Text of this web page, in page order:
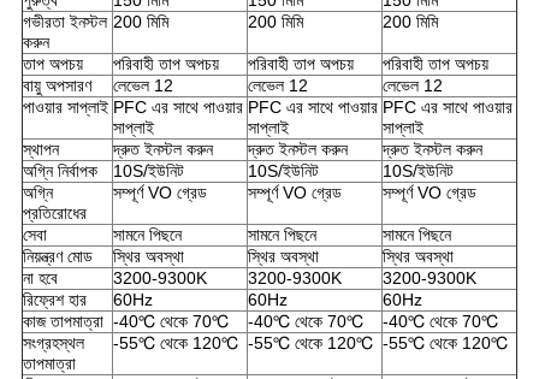
গভীরতা ইনস্টল
করুন
200 মিমি 200 মিমি 200 মিমি
তাপ অপচয় পরিবাহী তাপ অপচয় পরিবাহী তাপ অপচয়
পরিবাহী তাপ অপচয়
বায়ু অপসারণ
লেভেল 12 লেভেল 12
লেভেল 12
পাওয়ার সাপ্লাই PFC এর সাথে পাওয়ার
সাপ্লাই
PFC এর সাথে পাওয়ার
সাপ্লাই
PFC এর সাথে পাওয়ার
সাপ্লাই
স্থাপন
দ্রুত ইনস্টল করুন দ্রুত ইনস্টল করুন
দ্রুত ইনস্টল করুন
অগ্নি নির্বাপক
10S/ইউনিট 10S/ইউনিট
10S/ইউনিট
অগ্নি
প্রতিরোধের
সম্পূর্ণ VO গ্রেড সম্পূর্ণ VO গ্রেড সম্পূর্ণ VO গ্রেড
সেবা সামনে পিছনে সামনে পিছনে
সামনে পিছনে
নিয়ন্ত্রণ মোড
স্থির অবস্থা স্থির অবস্থা
স্থির অবস্থা
না হবে
3200-9300K 3200-9300K
3200-9300K
রিফ্রেশ হার
60Hz 60Hz
60Hz
কাজ তাপমাত্রা -40℃ থেকে 70℃ -40℃ থেকে 70℃
-40℃ থেকে 70℃
সংগ্রহস্থল
তাপমাত্রা
-55℃ থেকে 120℃ -55℃ থেকে 120℃ -55℃ থেকে 120℃